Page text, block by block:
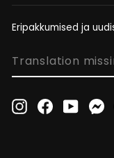
Eripakkumised ja
TRANSLATION
InstagramFacebook